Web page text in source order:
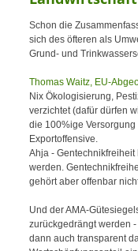
Schon die
sich des öfteren als
Grund- und
Thomas Waitz, EU-
Nix Ökologisierung,
verzichtet (dafür dürfen
die 100%ige
Exportoffensive.
Ahja -
werden.
gehört aber offenbar
Und der AMA-
zurückgedrängt werden
dann auch transparent